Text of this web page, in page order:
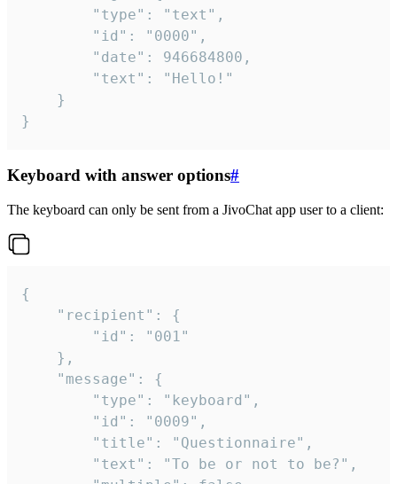
}
Keyboard with answer options#
The keyboard can only be sent from a JivoChat app user to a client:
{